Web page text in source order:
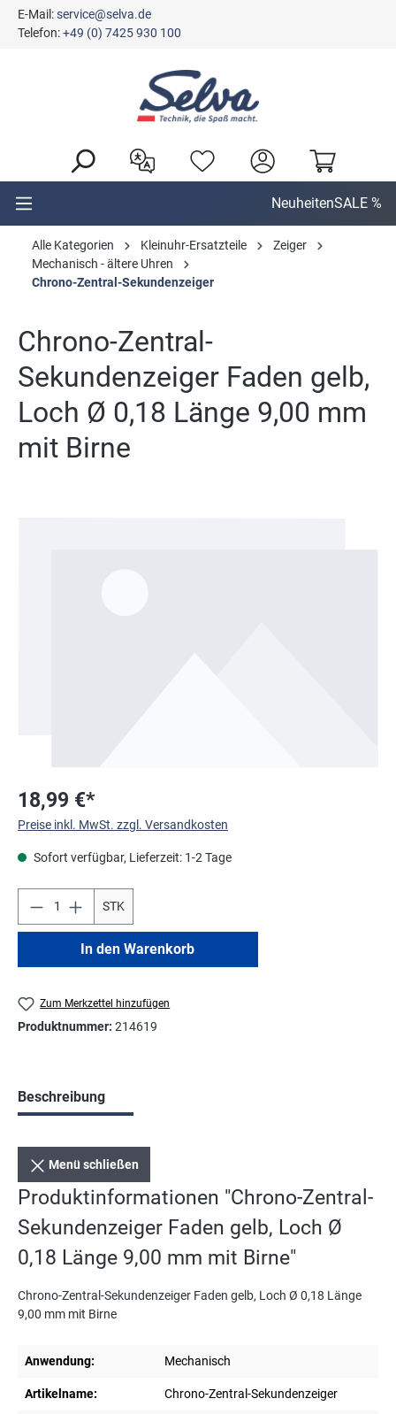
springen
E-Mail:service@selva.de
Telefon:+49 (0) 7425 930 100
NeuheitenSALE %
Alle Kategorien Kleinuhr-Ersatzteile
Zeiger
Mechanisch - ältere Uhren
Chrono-Zentral-Sekundenzeiger
Chrono-Zentral-
Sekundenzeiger Faden gelb,
Loch Ø 0,18 Länge 9,00 mm
mit Birne
18,99 €*
Preise inkl. MwSt. zzgl. Versandkosten
Sofort verfügbar, Lieferzeit: 1-2 Tage
STK
In den Warenkorb
Zum Merkzettel hinzufügen
Produktnummer: 214619
Beschreibung
Menü schließen
Produktinformationen "Chrono-Zentral-
Sekundenzeiger Faden gelb, Loch Ø
0,18 Länge 9,00 mm mit Birne"
Chrono-Zentral-Sekundenzeiger Faden gelb, Loch Ø 0,18 Länge
9,00 mm mit Birne
Anwendung: Mechanisch
Artikelname: Chrono-Zentral-Sekundenzeiger